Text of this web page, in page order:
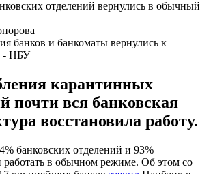
банков и банкоматы вернулись к
- НБУ
карантинных
почти вся банковская
восстановила работу.
банковских отделений и 93%
работать в обычном режиме. Об этом со